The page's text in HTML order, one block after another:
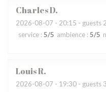
CharlesD
2026-08-07 - 20:15 - guests 2
service : 5/5 ambience : 5/5
LouisR
2026-08-07 - 19:30 - guests 3